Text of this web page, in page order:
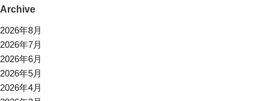
Archive
2026年8月
2026年7月
2026年6月
2026年5月
2026年4月